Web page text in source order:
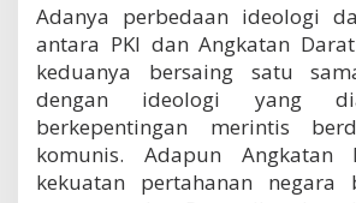
Adanya perbedaan ideologi
antara PKI dan Angkatan
keduanya bersaing satu
dengan ideologi yang
berkepentingan merintis
komunis. Adapun Angkatan
kekuatan pertahanan negara